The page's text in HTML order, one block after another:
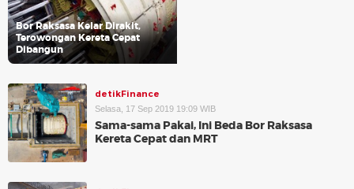
Bor Raksasa Kelar Dirakit,
Terowongan Kereta Cepat
Dibangun
detikFinance
Selasa, 17 Sep 2019 19:09 WIB
Sama-sama Pakai, Ini Beda Bor Raksasa
Kereta Cepat dan MRT